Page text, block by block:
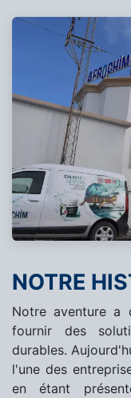
NOTRE
Notre aventure a
fournir des
durables.
l'une des
en étant